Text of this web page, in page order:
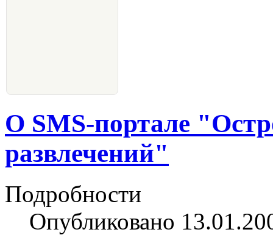
О SMS-портале
развлечений"
Подробности
Опубликовано